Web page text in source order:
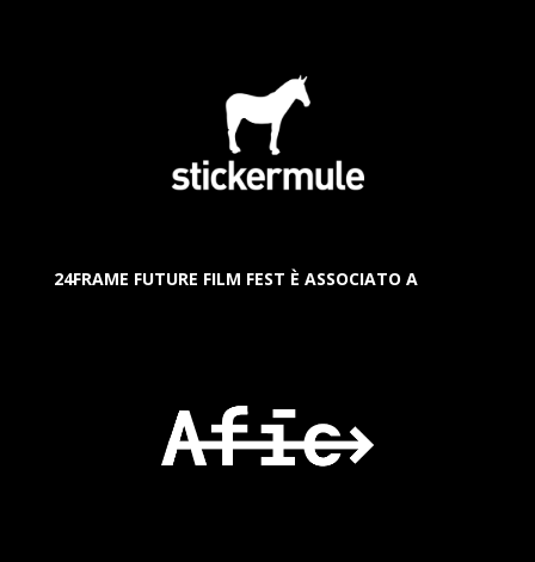
24FRAME FUTURE FILM FEST È ASSOCIATO A